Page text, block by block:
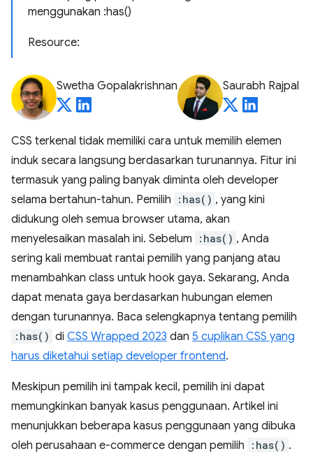
menggunakan :has()
Resource:
Swetha Gopalakrishnan Saurabh Rajpal
CSS terkenal tidak memiliki cara untuk memilih elemen
induk secara langsung berdasarkan turunannya. Fitur ini
termasuk yang paling banyak diminta oleh developer
selama bertahun-tahun. Pemilih
:has() , yang kini
didukung oleh semua browser utama, akan
menyelesaikan masalah ini. Sebelum
:has() , Anda
sering kali membuat rantai pemilih yang panjang atau
menambahkan class untuk hook gaya. Sekarang, Anda
dapat menata gaya berdasarkan hubungan elemen
dengan turunannya. Baca selengkapnya tentang pemilih
:has() di CSS Wrapped 2023 dan 5 cuplikan CSS yang
harus diketahui setiap developer frontend.
Meskipun pemilih ini tampak kecil, pemilih ini dapat
memungkinkan banyak kasus penggunaan. Artikel ini
menunjukkan beberapa kasus penggunaan yang dibuka
oleh perusahaan e-commerce dengan pemilih
:has() .